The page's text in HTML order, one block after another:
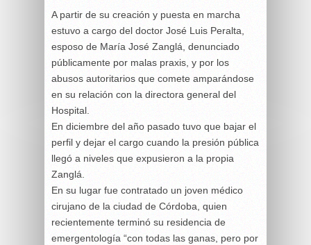
A partir de su creación y puesta en marcha
estuvo a cargo del doctor José Luis Peralta,
esposo de María José Zanglá, denunciado
públicamente por malas praxis, y por los
abusos autoritarios que comete amparándose
en su relación con la directora general del
Hospital.
En diciembre del año pasado tuvo que bajar el
perfil y dejar el cargo cuando la presión pública
llegó a niveles que expusieron a la propia
Zanglá.
En su lugar fue contratado un joven médico
cirujano de la ciudad de Córdoba, quien
recientemente terminó su residencia de
emergentología “con todas las ganas, pero por